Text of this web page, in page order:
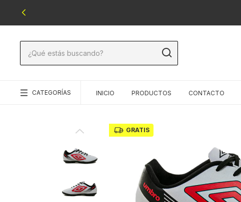
CATEGORÍAS INICIO PRODUCTOS CONTACTO
GRATIS